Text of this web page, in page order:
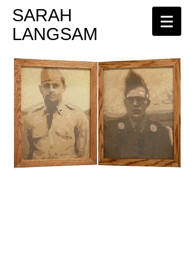
​SARAH
LANGSAM